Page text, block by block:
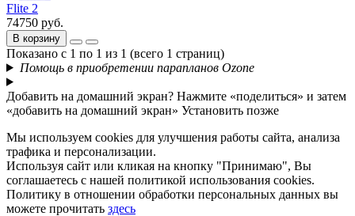
Flite 2
74750 руб.
В корзину
Показано с 1 по 1 из 1 (всего 1 страниц)
Помощь в приобретении парапланов Ozone
Добавить на домашний экран? Нажмите «поделиться» и затем
«добавить на домашний экран» Установить позже
Мы используем cookies для улучшения работы сайта, анализа
трафика и персонализации.
Используя сайт или кликая на кнопку "Принимаю", Вы
соглашаетесь с нашей политикой использования cookies.
Политику в отношении обработки персональных данных вы
можете прочитать здесь